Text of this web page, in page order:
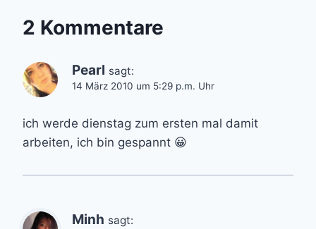
2 Kommentare
Pearl sagt:
14 März 2010 um 5:29 p.m. Uhr
ich werde dienstag zum ersten mal damit
arbeiten, ich bin gespannt 😀
Minh sagt: